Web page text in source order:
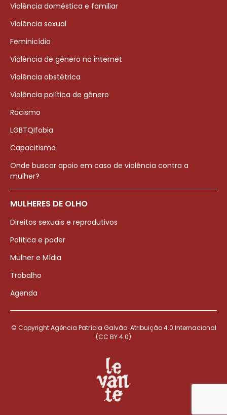
Violência doméstica e familiar
Violência sexual
Feminicídio
Violência de gênero na internet
Violência obstétrica
Violência política de gênero
Racismo
LGBTQIfobia
Capacitismo
Onde buscar apoio em caso de violência contra a
mulher?
MULHERES DE OLHO
Direitos sexuais e reprodutivos
Política e poder
Mulher e Mídia
Trabalho
Agenda
© Copyright Agência Patrícia Galvão. Atribuição 4.0 Internacional
(CC BY 4.0)